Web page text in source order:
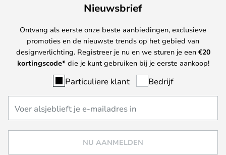
Nieuwsbrief
Ontvang als eerste onze beste aanbiedingen, exclusieve
promoties en de nieuwste trends op het gebied van
designverlichting. Registreer je nu en we sturen je een €20
kortingscode* die je kunt gebruiken bij je eerste aankoop!
Particuliere klant Bedrijf
NU AANMELDEN